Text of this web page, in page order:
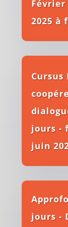
2025 à
Cursus
jours -
juin
jours -